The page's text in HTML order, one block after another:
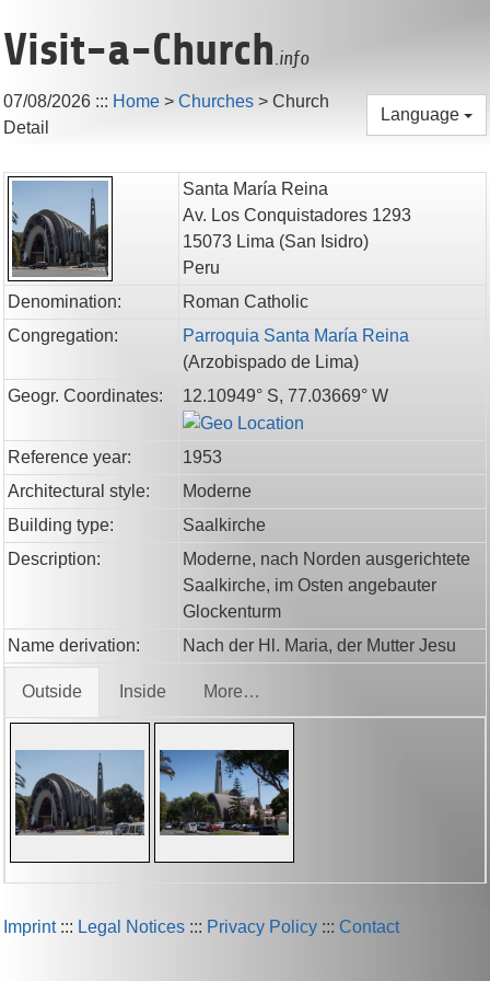
Visit-a-Church.info
07/08/2026 ::: Home > Churches > Church
Detail
Language
Santa María Reina
Av. Los Conquistadores 1293
15073 Lima (San Isidro)
Peru
Denomination:
Roman Catholic
Congregation:
Parroquia Santa María Reina
(Arzobispado de Lima)
Geogr. Coordinates:
12.10949° S, 77.03669° W
Reference year:
1953
Architectural style:
Moderne
Building type:
Saalkirche
Description:
Moderne, nach Norden ausgerichtete
Saalkirche, im Osten angebauter
Glockenturm
Name derivation:
Nach der Hl. Maria, der Mutter Jesu
Outside Inside More…
Imprint::: Legal Notices ::: Privacy Policy ::: Contact